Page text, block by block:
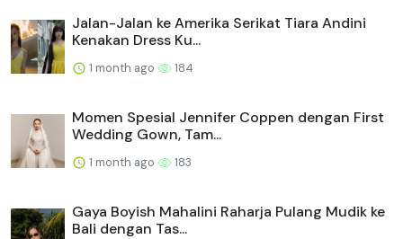
Jalan-Jalan ke Amerika Serikat Tiara Andini
Kenakan Dress Ku...
1 month ago 184
Momen Spesial Jennifer Coppen dengan First
Wedding Gown, Tam...
1 month ago 183
Gaya Boyish Mahalini Raharja Pulang Mudik ke
Bali dengan Tas...